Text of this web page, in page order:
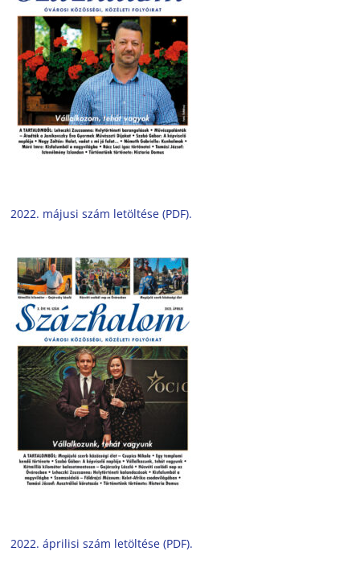
2022. májusi szám letöltése (PDF).
2022. áprilisi szám letöltése (PDF).